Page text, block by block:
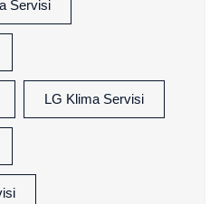
Servisi
LG Klima Servisi